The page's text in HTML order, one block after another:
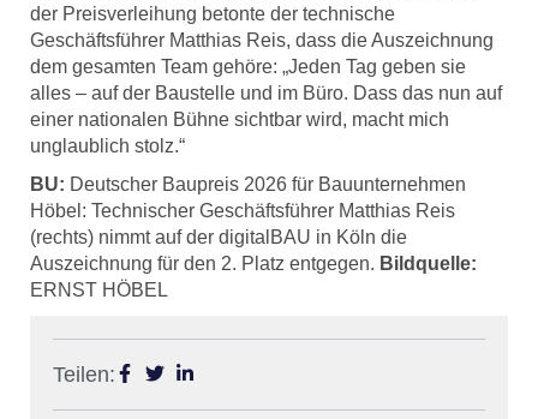
der Preisverleihung betonte der technische
Geschäftsführer Matthias Reis, dass die Auszeichnung
dem gesamten Team gehöre: „Jeden Tag geben sie
alles – auf der Baustelle und im Büro. Dass das nun auf
einer nationalen Bühne sichtbar wird, macht mich
unglaublich stolz.“
BU: Deutscher Baupreis 2026 für Bauunternehmen
Höbel: Technischer Geschäftsführer Matthias Reis
(rechts) nimmt auf der digitalBAU in Köln die
Auszeichnung für den 2. Platz entgegen. Bildquelle:
ERNST HÖBEL
Teilen: